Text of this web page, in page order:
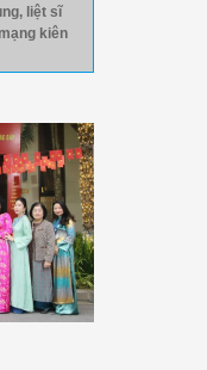
liệt sĩ
kiên